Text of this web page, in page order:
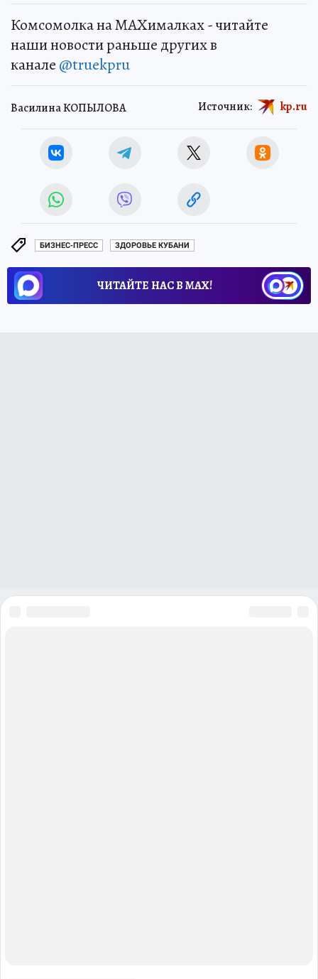
Комсомолка на MAXималках - читайте
наши новости раньше других в
канале @truekpru
Василина КОПЫЛОВА Источник: kp.ru
БИЗНЕС-ПРЕСС ЗДОРОВЬЕ КУБАНИ
ЧИТАЙТЕ НАС В МАХ!